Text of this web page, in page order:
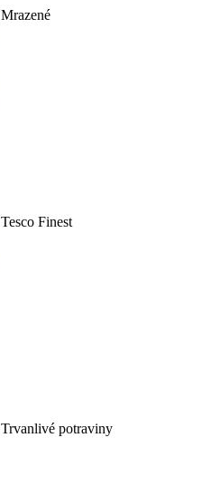
Mrazené
Tesco Finest
Trvanlivé potraviny